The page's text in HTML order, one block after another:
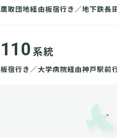
鷹取団地経由板宿行き／地下鉄長
110 系統
板宿行き／大学病院経由神戸駅前